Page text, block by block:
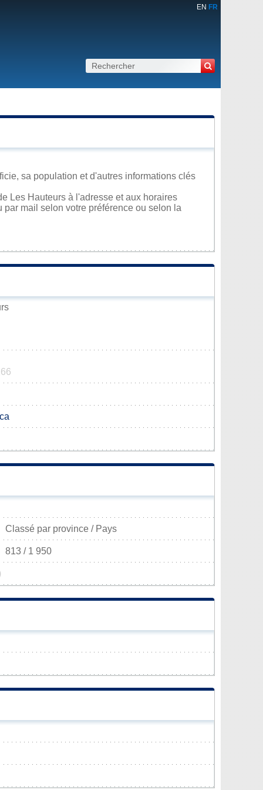
EN FR
sa population et d'autres informations clés
Les Hauteurs à l'adresse et aux horaires
mail selon votre préférence ou selon la
Classé par province / Pays
813 / 1 950